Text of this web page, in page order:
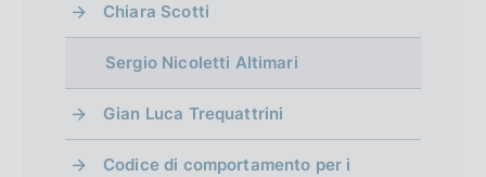
Chiara Scotti
Sergio Nicoletti Altimari
Gian Luca Trequattrini
Codice di comportamento per i